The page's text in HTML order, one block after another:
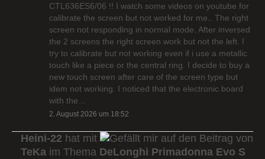
CTL636ES6/06 !! I watch some videos on youtube for
calibrate the screen but not worked for me.. The right
screen not responding in normal mode. After inversed
the 2 screens the right screen work but not the left. I
try to calibrate but not working even if i use a metallic
touch like a piece or the central ring. I decide to buy a
new touch screen after care of the screen type but
idem not working. I noticed that the electronic board
with the…
2. August 2026 um 18:52
Heini-22 hat mit
auf den Beitrag von
TeKa im Thema DeLonghi Primadonna Evo S